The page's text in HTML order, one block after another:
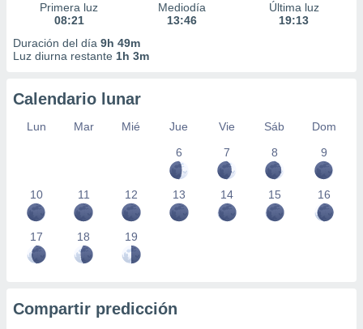
Primera luz
08:21
Mediodía
13:46
Última luz
19:13
Duración del día 9h 49m
Luz diurna restante 1h 3m
Calendario lunar
Lun Mar Mié Jue Vie Sáb
Dom
6
7 8 9
10 11 12 13 14 15 16
17 18 19
Compartir predicción